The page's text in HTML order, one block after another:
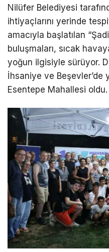
Nilüfer Belediyesi
ihtiyaçlarını yerinde
amacıyla başlatılan
buluşmaları, sıcak
yoğun ilgisiyle sürüyor.
İhsaniye ve Beşevler’de
Esentepe Mahallesi oldu.